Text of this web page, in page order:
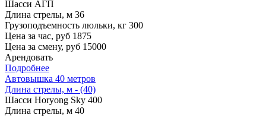
Шасси АГП
Длина стрелы, м 36
Грузоподъемность люльки, кг 300
Цена за час, руб 1875
Цена за смену, руб 15000
Арендовать
Подробнее
Автовышка 40 метров
Длина стрелы, м - (40)
Шасси Horyong Sky 400
Длина стрелы, м 40